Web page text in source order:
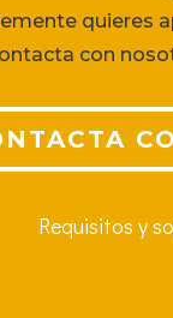
quieres
con
Requisitos y